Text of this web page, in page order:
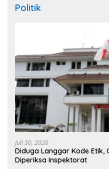
Politik
Juli 30, 2026
Diduga Langgar Kode Etik,
Diperiksa Inspektorat